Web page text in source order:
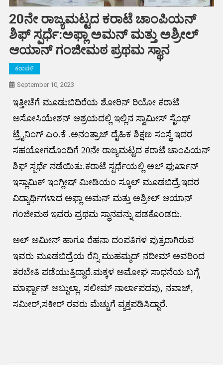
20ನೇ ರಾಜ್ಯಮಟ್ಟದ ಕರಾಟೆ ಚಾಂಪಿಯನ್
ಶಿಫ್ ಸ್ಪರ್ಧೆ:ಅಫ್ಲಾ ಅಮನ್ ಮತ್ತು ಅಶ್ರೀಲ್
ಆಯಾನ್ ಗಂಜೀಮಠ ಪ್ರಥಮ ಸ್ಥಾನ
ಕರಾವಳಿ
September 10, 2023
ಇತ್ತೀಚೆಗೆ ಮೂಡುಬಿದಿರೆಯ ಶೋರಿನ್ ರಿಯೋ ಕರಾಟೆ
ಅಸೋಸಿಯೇಶನ್ ಆಶ್ರಯದಲ್ಲಿ ಇಲ್ಲಿನ ಸ್ವಾಮೀಸ್ ಸೈಂಥ್
ಟ್ರೈನಿಂಗ್ ಎಂ.ಕೆ .ಅನಂತ್ರಾಜ್ ದೈಹಿಕ ಶಿಕ್ಷಣ ಸಂಸ್ಥೆ ಇದರ
ಸಹಯೋಗದೊಂದಿಗೆ 20ನೇ ರಾಜ್ಯಮಟ್ಟದ ಕರಾಟೆ ಚಾಂಪಿಯನ್
ಶಿಫ್ ಸ್ಪರ್ಧೆ ನಡೆಯಿತು.ಕರಾಟೆ ಸ್ಪರ್ಧೆಯಲ್ಲಿ ಅಲ್ ಫುರ್ಖಾನ್
ಇಸ್ಲಾಮಿಕ್ ಇಂಗ್ಲೀಷ್ ಮೀಡಿಯಂ ಸ್ಕೂಲ್ ಮೂಡಬಿದ್ರೆ,ಇದರ
ವಿದ್ಯಾರ್ಥಿಗಳಾದ ಅಫ್ಲಾ ಅಮನ್ ಮತ್ತು ಅಶ್ರೀಲ್ ಆಯಾನ್
ಗಂಜೀಮಠ ಇವರು ಪ್ರಥಮ ಸ್ಥಾನವನ್ನು ಪಡಕೊಂಡರು.
ಅಲ್ ಅಮೀನ್ ಹಾಗೂ ರೆಹನಾ ದಂಪತಿಗಳ ಪುತ್ರರಾಗಿರುವ
ಇವರು ಮೂಡಬಿದ್ರೆಯ ರೆನ್ಸಿ ಮುಹಮ್ಮದ್ ನದೀಮ್ ಅವರಿಂದ
ತರಬೇತಿ ಪಡೆಯುತ್ತಿದ್ದಾರೆ.ಮಕ್ಕಳ ಅಮೋಘ ಸಾಧನೆಯ ಬಗ್ಗೆ
ಮಾರ್ಫ್ಖಾನ್ ಅಬ್ದುಲ್ಲಾ, ಸಲೀಮ್ ನಾರ್ಲಾಪದವು, ನವಾಜ್,
ಸಮೀರ್,ಸಕೀರ್ ರವರು ಮೆಚ್ಚುಗೆ ವ್ಯಕ್ತಪಡಿಸಿದ್ದಾರೆ.